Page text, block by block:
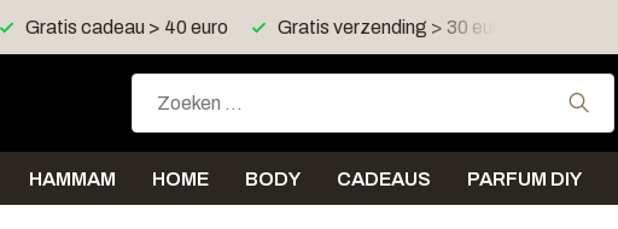
Gratis verzending > 30 euro in NL en BE Verzending < 2 werkdagen
HAMMAM HOME BODY CADEAUS PARFUM DIY